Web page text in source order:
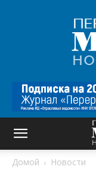
Домой
Новости